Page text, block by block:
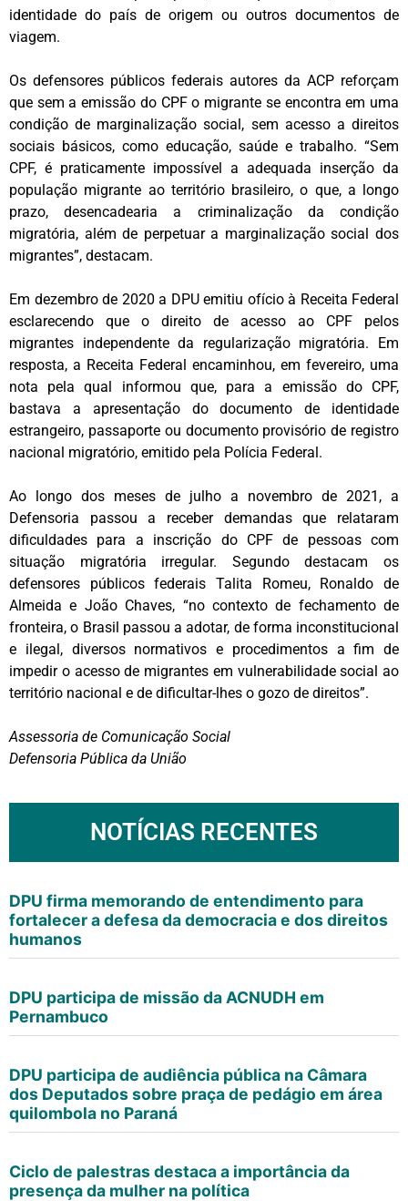
identidade do país de origem ou outros documentos de
viagem.
Os defensores públicos federais autores da ACP reforçam
que sem a emissão do CPF o migrante se encontra em uma
condição de marginalização social, sem acesso a direitos
sociais básicos, como educação, saúde e trabalho. “Sem
CPF, é praticamente impossível a adequada inserção da
população migrante ao território brasileiro, o que, a longo
prazo, desencadearia a criminalização da condição
migratória, além de perpetuar a marginalização social dos
migrantes”, destacam.
Em dezembro de 2020 a DPU emitiu ofício à Receita Federal
esclarecendo que o direito de acesso ao CPF pelos
migrantes independente da regularização migratória. Em
resposta, a Receita Federal encaminhou, em fevereiro, uma
nota pela qual informou que, para a emissão do CPF,
bastava a apresentação do documento de identidade
estrangeiro, passaporte ou documento provisório de registro
nacional migratório, emitido pela Polícia Federal.
Ao longo dos meses de julho a novembro de 2021, a
Defensoria passou a receber demandas que relataram
dificuldades para a inscrição do CPF de pessoas com
situação migratória irregular. Segundo destacam os
defensores públicos federais Talita Romeu, Ronaldo de
Almeida e João Chaves, “no contexto de fechamento de
fronteira, o Brasil passou a adotar, de forma inconstitucional
e ilegal, diversos normativos e procedimentos a fim de
impedir o acesso de migrantes em vulnerabilidade social ao
território nacional e de dificultar-lhes o gozo de direitos”.
Assessoria de Comunicação Social
Defensoria Pública da União
NOTÍCIAS RECENTES
DPU firma memorando de entendimento para
fortalecer a defesa da democracia e dos direitos
humanos
DPU participa de missão da ACNUDH em
Pernambuco
DPU participa de audiência pública na Câmara
dos Deputados sobre praça de pedágio em área
quilombola no Paraná
Ciclo de palestras destaca a importância da
presença da mulher na política